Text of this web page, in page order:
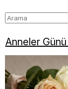
Anneler